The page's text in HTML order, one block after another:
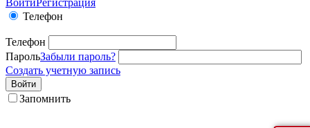
ВойтиРегистрация
Телефон
Телефон
ПарольЗабыли пароль?
Создать учетную запись
Войти
Запомнить